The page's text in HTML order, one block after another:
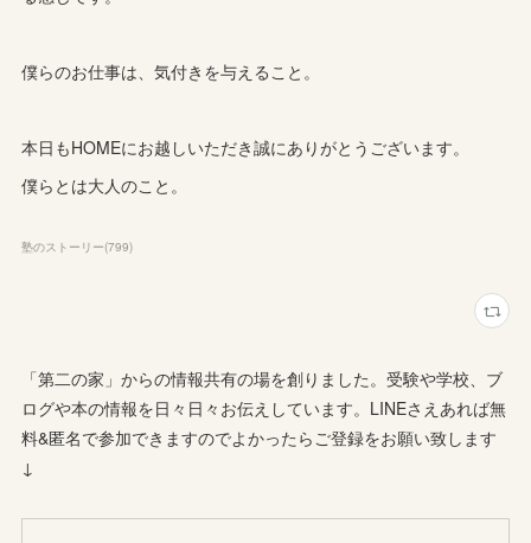
僕らのお仕事は、気付きを与えること。
本日もHOMEにお越しいただき誠にありがとうございます。
僕らとは大人のこと。
塾のストーリー(799)
「第二の家」からの情報共有の場を創りました。受験や学校、ブ
ログや本の情報を日々日々お伝えしています。LINEさえあれば無
料&匿名で参加できますのでよかったらご登録をお願い致します
↓